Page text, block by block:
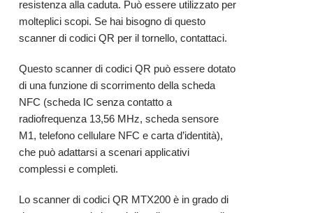
resistenza alla caduta. Può essere utilizzato per
molteplici scopi. Se hai bisogno di questo
scanner di codici QR per il tornello, contattaci.
Questo scanner di codici QR può essere dotato
di una funzione di scorrimento della scheda
NFC (scheda IC senza contatto a
radiofrequenza 13,56 MHz, scheda sensore
M1, telefono cellulare NFC e carta d’identità),
che può adattarsi a scenari applicativi
complessi e completi.
Lo scanner di codici QR MTX200 è in grado di